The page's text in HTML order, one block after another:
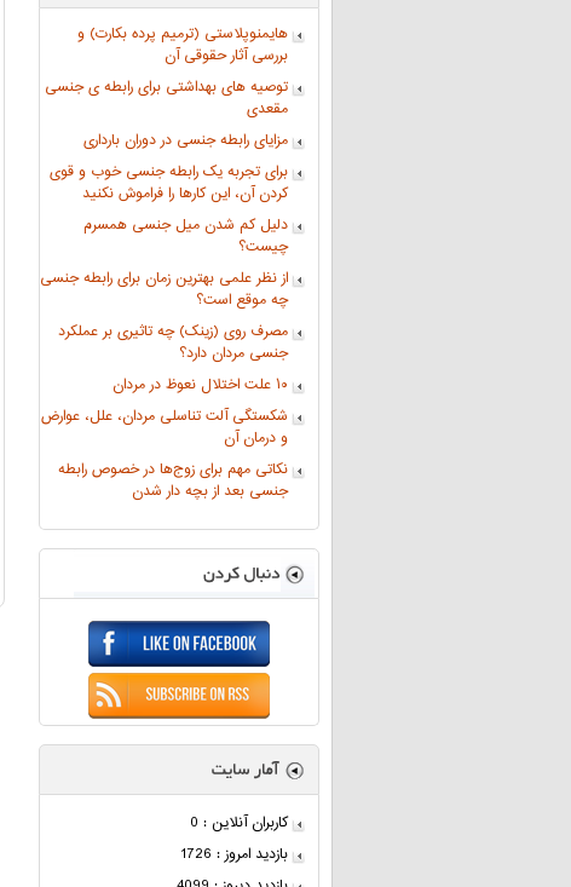
هایمنوپلاستی (ترمیم پرده بکارت) و
بررسی آثار حقوقی آن
توصیه های بهداشتی برای رابطه ی جنسی
مقعدی
مزایای رابطه جنسی در دوران بارداری
برای تجربه یک رابطه جنسی خوب و قوی
کردن آن، این کارها را فراموش نکنید
دلیل کم شدن میل جنسی همسرم
چیست؟
از نظر علمی بهترین زمان برای رابطه جنسی
چه موقع است؟
مصرف روی (زینک) چه تاثیری بر عملکرد
جنسی مردان دارد؟
۱۰ علت اختلال نعوظ در مردان
شکستگی آلت تناسلی مردان، علل، عوارض
و درمان آن
نکاتی مهم برای زوج‌ها در خصوص رابطه
جنسی بعد از بچه دار شدن
کاربران آنلاین : 0
بازدید امروز : 1726